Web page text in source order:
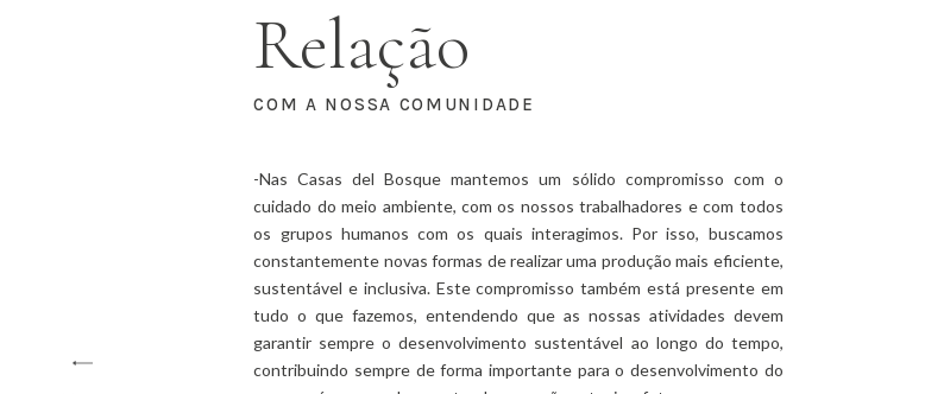
Relação
COM A NOSSA COMUNIDADE
-Nas Casas del Bosque mantemos um sólido compromisso com o
cuidado do meio ambiente, com os nossos trabalhadores e com todos
os grupos humanos com os quais interagimos. Por isso, buscamos
constantemente novas formas de realizar uma produção mais eficiente,
sustentável e inclusiva. Este compromisso também está presente em
tudo o que fazemos, entendendo que as nossas atividades devem
garantir sempre o desenvolvimento sustentável ao longo do tempo,
contribuindo sempre de forma importante para o desenvolvimento do